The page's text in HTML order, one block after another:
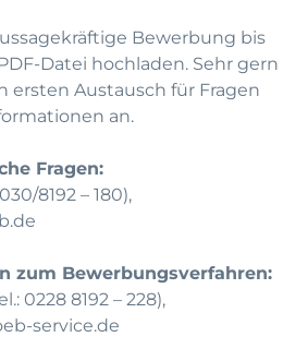
Bewerbung bis
Datei hochladen. Sehr gern
ersten Austausch für Fragen
an.
Fragen:
8192 – 180),
zum Bewerbungsverfahren:
0228 8192 – 228),
service.de